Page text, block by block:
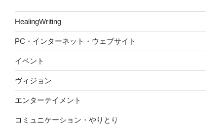
HealingWriting
PC・インターネット・ウェブサイト
イベント
ヴィジョン
エンターテイメント
コミュニケーション・やりとり